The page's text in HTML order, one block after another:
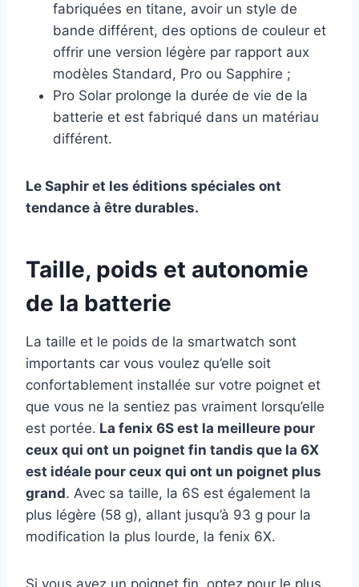
fabriquées en titane, avoir un style de
bande différent, des options de couleur et
offrir une version légère par rapport aux
modèles Standard, Pro ou Sapphire ;
Pro Solar prolonge la durée de vie de la
batterie et est fabriqué dans un matériau
différent.
Le Saphir et les éditions spéciales ont
tendance à être durables.
Taille, poids et autonomie
de la batterie
La taille et le poids de la smartwatch sont
importants car vous voulez qu’elle soit
confortablement installée sur votre poignet et
que vous ne la sentiez pas vraiment lorsqu’elle
est portée. La fenix 6S est la meilleure pour
ceux qui ont un poignet fin tandis que la 6X
est idéale pour ceux qui ont un poignet plus
grand. Avec sa taille, la 6S est également la
plus légère (58 g), allant jusqu’à 93 g pour la
modification la plus lourde, la fenix 6X.